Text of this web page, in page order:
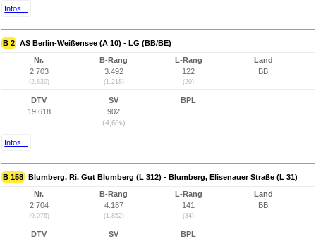
Infos...
B 2 AS Berlin-Weißensee (A 10) - LG (BB/BE)
Nr.
2.703
(2.839)
B-Rang
3.492
(1.218)
L-Rang
122
(20)
Land
BB
DTV
19.618
SV
902
(4,6%)
BPL
Infos...
B 158 Blumberg, Ri. Gut Blumberg (L 312) - Blumberg, Elisenauer Straße (L 31)
Nr.
2.704
(9.076)
B-Rang
4.187
(1.852)
L-Rang
141
(34)
Land
BB
DTV
SV
BPL